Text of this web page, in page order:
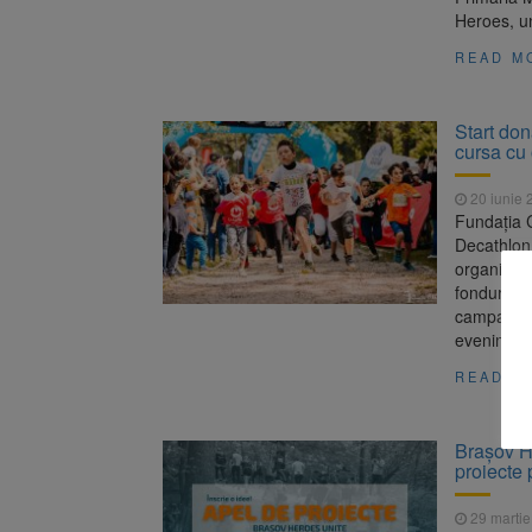
Heroes,
READ
Start
cursa
20 iunie
Fundația
fonduri
READ
Brașov
proiecte
29